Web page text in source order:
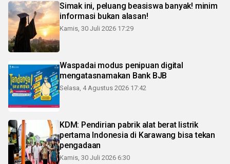
Simak ini, peluang beasiswa banyak! minim
informasi bukan alasan!
Kamis, 30 Juli 2026 17:29
Waspadai modus penipuan digital
mengatasnamakan Bank BJB
Selasa, 4 Agustus 2026 17:42
KDM: Pendirian pabrik alat berat listrik
pertama Indonesia di Karawang bisa tekan
pengadaan
Kamis, 30 Juli 2026 6:30